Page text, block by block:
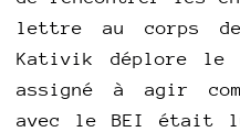
lettre au corps
Kativik déplore
assigné à agir
avec le BEI était